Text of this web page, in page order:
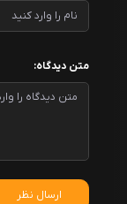
متن دیدگاه:
ارسال نظر